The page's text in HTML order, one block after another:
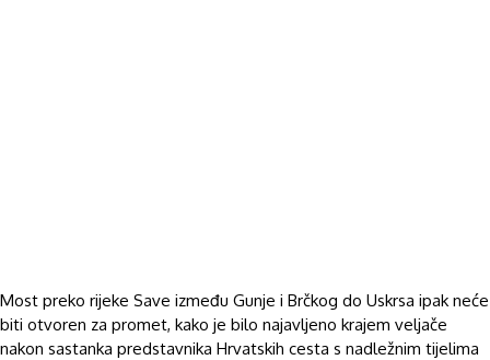
Most preko rijeke Save između Gunje i Brčkog do Uskrsa ipak neće
biti otvoren za promet, kako je bilo najavljeno krajem veljače
nakon sastanka predstavnika Hrvatskih cesta s nadležnim tijelima